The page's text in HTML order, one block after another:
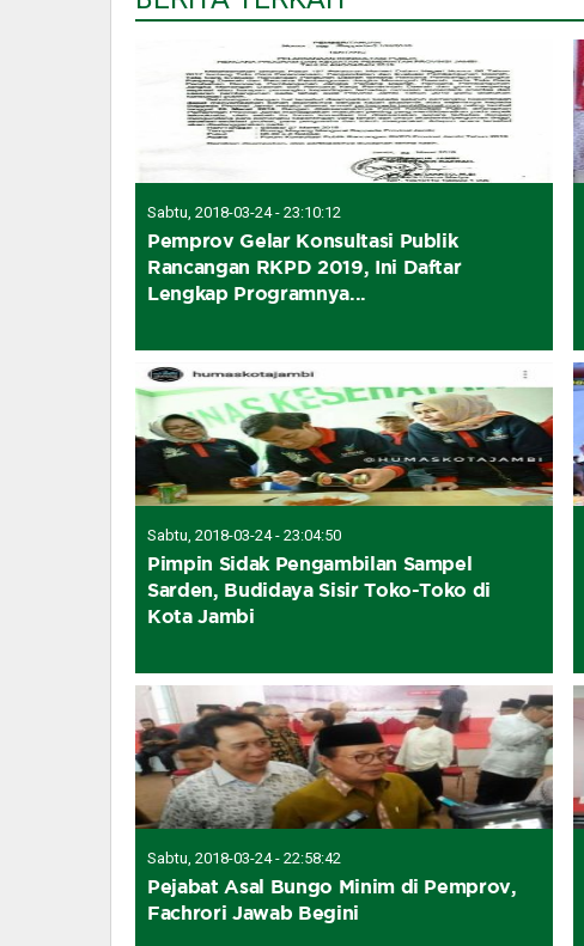
Sabtu, 2018-03-24 - 23:10:12
Pemprov Gelar Konsultasi Publik
Rancangan RKPD 2019, Ini Daftar
Lengkap Programnya...
Sabtu, 2018-03-24 - 23:04:50
Pimpin Sidak Pengambilan Sampel
Sarden, Budidaya Sisir Toko-Toko di
Kota Jambi
Sabtu, 2018-03-24 - 22:58:42
Pejabat Asal Bungo Minim di Pemprov,
Fachrori Jawab Begini